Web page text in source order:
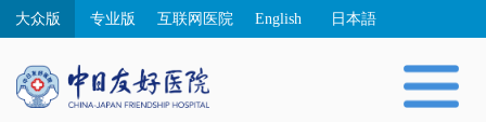
大众版 专业版 互联网医院 English 日本語